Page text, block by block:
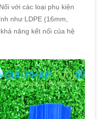
với các loại phụ kiện
như LDPE (16mm,
năng kết nối của hệ